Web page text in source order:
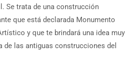
Se trata de una construcción
que está declarada Monumento
y que te brindará una idea muy
de las antiguas construcciones del